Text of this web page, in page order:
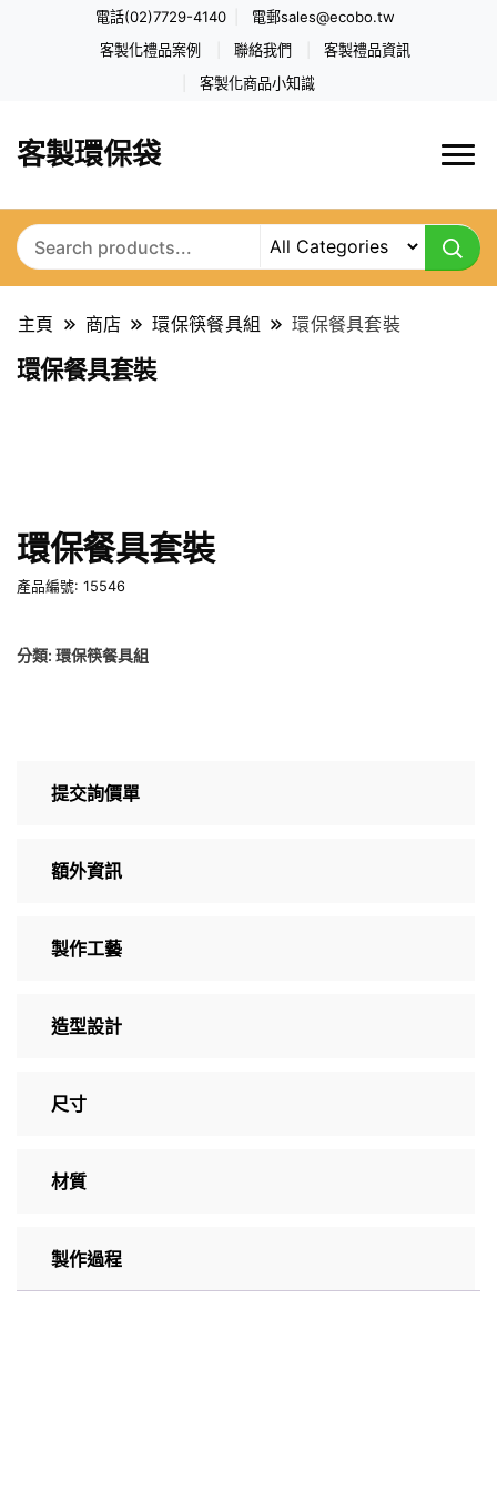
電話(02)7729-4140 電郵sales@ecobo.tw
客製化禮品案例 聯絡我們 客製禮品資訊
客製化商品小知識
客製環保袋
主頁 商店 環保筷餐具組 環保餐具套裝
環保餐具套裝
環保餐具套裝
產品編號: 15546
分類: 環保筷餐具組
提交詢價單
額外資訊
製作工藝
造型設計
尺寸
材質
製作過程